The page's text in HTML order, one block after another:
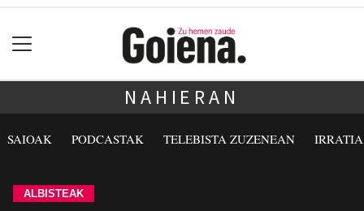
NAHIERAN
SAIOAK PODCASTAK TELEBISTA ZUZENEAN
ALBISTEAK